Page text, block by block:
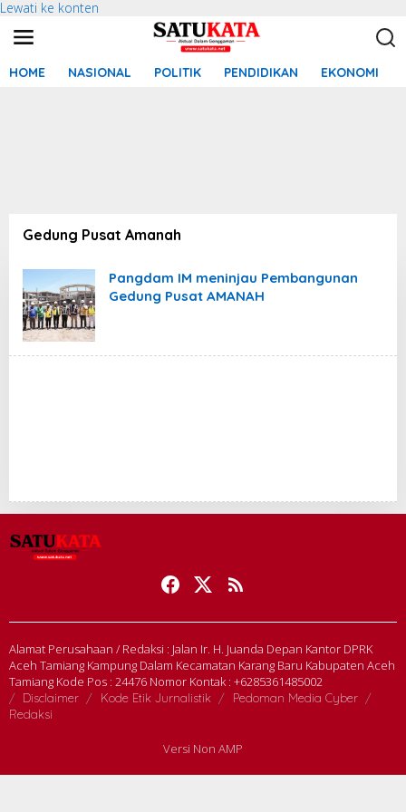
Lewati ke konten
HOME NASIONAL POLITIK PENDIDIKAN EKONOMI
Gedung Pusat Amanah
Pangdam IM meninjau Pembangunan
Gedung Pusat AMANAH
Alamat Perusahaan / Redaksi : Jalan Ir. H. Juanda Depan Kantor DPRK
Aceh Tamiang Kampung Dalam Kecamatan Karang Baru Kabupaten Aceh
Tamiang Kode Pos : 24476 Nomor Kontak : +6285361485002
Disclaimer Kode Etik Jurnalistik
Pedoman Media Cyber
Redaksi
Versi Non AMP